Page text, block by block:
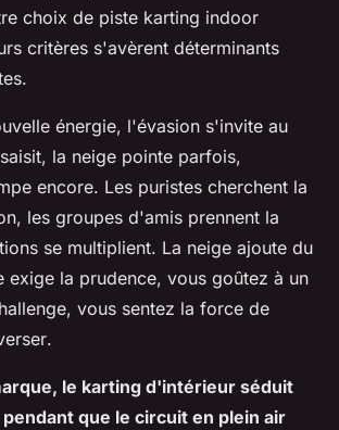
choix de piste karting indoor
critères s'avèrent déterminants
énergie, l'évasion s'invite au
la neige pointe parfois,
encore. Les puristes cherchent la
les groupes d'amis prennent la
se multiplient. La neige ajoute du
exige la prudence, vous goûtez à un
vous sentez la force de
.
le karting d'intérieur séduit
que le circuit en plein air